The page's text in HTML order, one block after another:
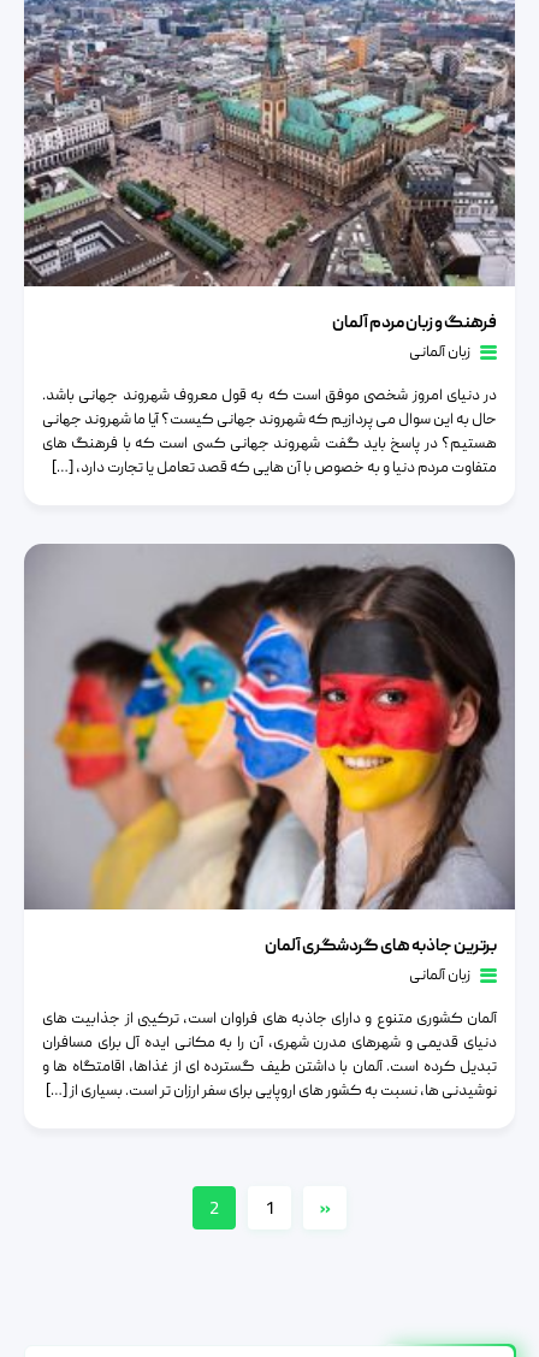
فرهنگ و زبان مردم آلمان
زبان آلمانی
در دنیای امروز شخصی موفق است که به قول معروف شهروند جهانی باشد.
حال به این سوال می پردازیم که شهروند جهانی کیست؟ آیا ما شهروند جهانی
هستیم؟ در پاسخ باید گفت شهروند جهانی کسی است که با فرهنگ‌ های
متفاوت مردم دنیا و به ‌خصوص با آن ‌هایی که قصد تعامل یا تجارت دارد، […]
برترین جاذبه های گردشگری آلمان
زبان آلمانی
آلمان کشوری متنوع و دارای جاذبه های فراوان است، ترکیبی از جذابیت های
دنیای قدیمی و شهرهای مدرن شهری، آن را به مکانی ایده آل برای مسافران
تبدیل کرده است. آلمان با داشتن طیف گسترده ای از غذاها، اقامتگاه ها و
نوشیدنی ها، نسبت به کشور های اروپایی برای سفر ارزان تر است. بسیاری از […]
«
1
2